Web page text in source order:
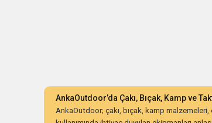
AnkaOutdoor’da Çakı, Bıçak, Kamp ve
AnkaOutdoor; çakı, bıçak, kamp